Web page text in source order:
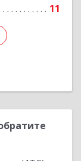
11